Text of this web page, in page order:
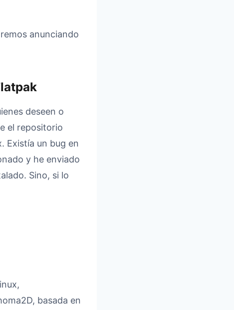
anunciando
deseen o
el repositorio
Existía un bug en
y he enviado
Sino, si lo
basada en